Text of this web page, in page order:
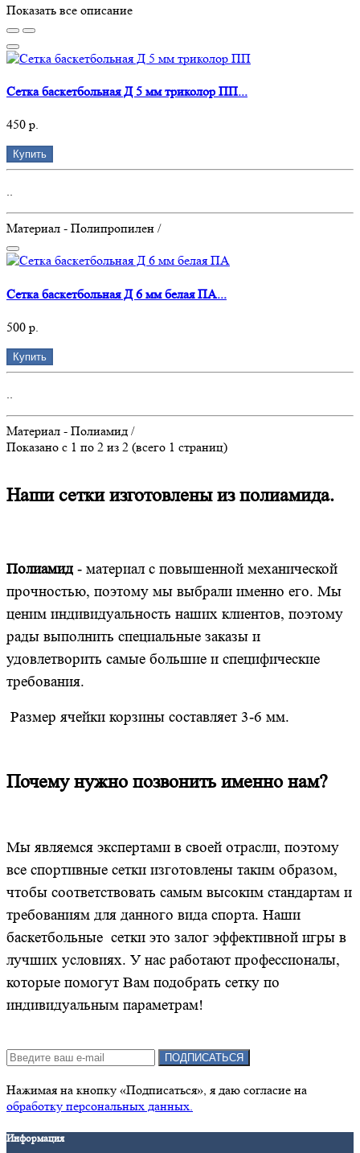
Показать все описание
Сетка баскетбольная Д 5 мм триколор ПП...
450 р.
Купить
..
Материал - Полипропилен /
Сетка баскетбольная Д 6 мм белая ПА...
500 р.
Купить
..
Материал - Полиамид /
Показано с 1 по 2 из 2 (всего 1 страниц)
Наши сетки изготовлены из полиамида.
Полиамид - материал с повышенной механической
прочностью, поэтому мы выбрали именно его. Мы
ценим индивидуальность наших клиентов, поэтому
рады выполнить специальные заказы и
удовлетворить самые большие и специфические
требования.
Размер ячейки корзины составляет 3-6 мм.
Почему нужно позвонить именно нам?
Мы являемся экспертами в своей отрасли, поэтому
все спортивные сетки изготовлены таким образом,
чтобы соответствовать самым высоким стандартам и
требованиям для данного вида спорта. Наши
баскетбольные сетки это залог эффективной игры в
лучших условиях. У нас работают профессионалы,
которые помогут Вам подобрать сетку по
индивидуальным параметрам!
ПОДПИСАТЬСЯ
Нажимая на кнопку «Подписаться», я даю cогласие на
обработку персональных данных.
Информация